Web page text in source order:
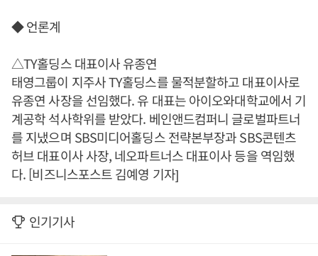
◆ 언론계
△TY홀딩스 대표이사 유종연
태영그룹이 지주사 TY홀딩스를 물적분할하고 대표이사로
유종연 사장을 선임했다. 유 대표는 아이오와대학교에서 기
계공학 석사학위를 받았다. 베인앤드컴퍼니 글로벌파트너
를 지냈으며 SBS미디어홀딩스 전략본부장과 SBS콘텐츠
허브 대표이사 사장, 네오파트너스 대표이사 등을 역임했
다. [비즈니스포스트 김예영 기자]
인기기사